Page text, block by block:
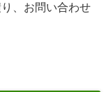
、お問い合わせ